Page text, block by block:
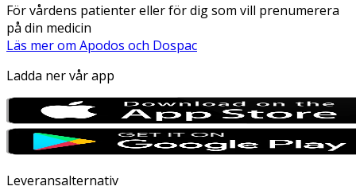
För vårdens patienter eller för dig som vill prenumerera
på din medicin
Läs mer om Apodos och Dospac
Ladda ner vår app
Leveransalternativ